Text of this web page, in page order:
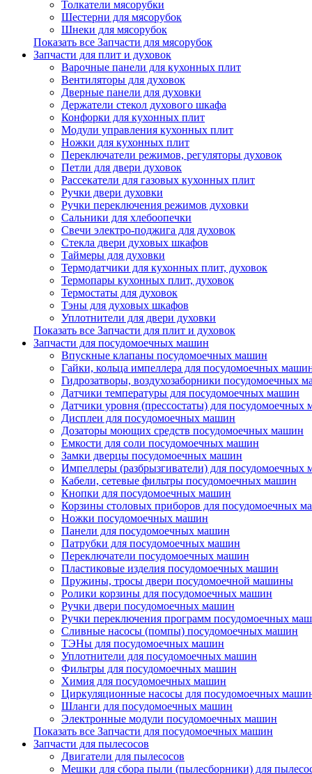
Толкатели мясорубки
Шестерни для мясорубок
Шнеки для мясорубок
Показать все Запчасти для мясорубок
Запчасти для плит и духовок
Варочные панели для кухонных плит
Вентиляторы для духовок
Дверные панели для духовки
Держатели стекол духового шкафа
Конфорки для кухонных плит
Модули управления кухонных плит
Ножки для кухонных плит
Переключатели режимов, регуляторы духовок
Петли для двери духовок
Рассекатели для газовых кухонных плит
Ручки двери духовки
Ручки переключения режимов духовки
Сальники для хлебоопечки
Свечи электро-поджига для духовок
Стекла двери духовых шкафов
Таймеры для духовки
Термодатчики для кухонных плит, духовок
Термопары кухонных плит, духовок
Термостаты для духовок
Тэны для духовых шкафов
Уплотнители для двери духовки
Показать все Запчасти для плит и духовок
Запчасти для посудомоечных машин
Впускные клапаны посудомоечных машин
Гайки, кольца импеллера для посудомоечных
Гидрозатворы, воздухозаборники посудомоечных
Датчики температуры для посудомоечных машин
Датчики уровня (прессостаты) для посудомоечных
Дисплеи для посудомоечных машин
Дозаторы моющих средств посудомоечных машин
Емкости для соли посудомоечных машин
Замки дверцы посудомоечных машин
Импеллеры (разбрызгиватели) для посудомоечных
Кабели, сетевые фильтры посудомоечных машин
Кнопки для посудомоечных машин
Корзины столовых приборов для посудомоечных
Ножки посудомоечных машин
Панели для посудомоечных машин
Патрубки для посудомоечных машин
Переключатели посудомоечных машин
Пластиковые изделия посудомоечных машин
Пружины, тросы двери посудомоечной машины
Ролики корзины для посудомоечных машин
Ручки двери посудомоечных машин
Ручки переключения программ посудомоечных
Сливные насосы (помпы) посудомоечных машин
ТЭНы для посудомоечных машин
Уплотнители для посудомоечных машин
Фильтры для посудомоечных машин
Химия для посудомоечных машин
Циркуляционные насосы для посудомоечных
Шланги для посудомоечных машин
Электронные модули посудомоечных машин
Показать все Запчасти для посудомоечных машин
Запчасти для пылесосов
Двигатели для пылесосов
Мешки для сбора пыли (пылесборники) для